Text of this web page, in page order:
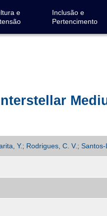
e
Inclusão e
Pertencimento
Y.; Rodrigues, C. V.;